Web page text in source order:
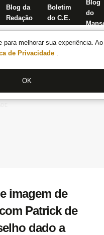
melhorar sua experiência.
de Privacidade .
OK
Blog da
Redação
Boletim
do C.E.
Blog
do
imagem de
Patrick de
dado a